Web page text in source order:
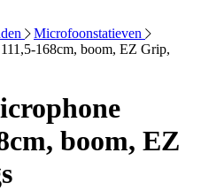
Microfoonstatieven
168cm, boom, EZ Grip,
boom, EZ